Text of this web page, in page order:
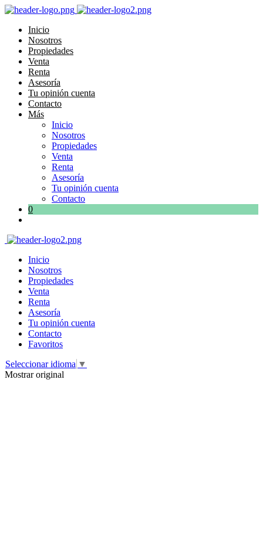
Inicio
Nosotros
Propiedades
Venta
Renta
Asesoría
Tu opinión cuenta
Contacto
Más
Inicio
Nosotros
Propiedades
Venta
Renta
Asesoría
Tu opinión cuenta
Contacto
0
Inicio
Nosotros
Propiedades
Venta
Renta
Asesoría
Tu opinión cuenta
Contacto
Favoritos
Seleccionar idioma ▼
Mostrar original